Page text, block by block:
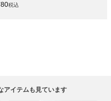
税込
アイテムも見ています